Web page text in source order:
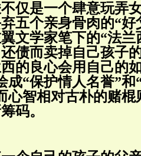
仅是一个肆意玩弄
五个亲身骨肉的“好
文学家笔下的“法兰
债而卖掉自己孩子
的良心会用自己的
成“保护情人名誉”和
心智相对古朴的赌
码。